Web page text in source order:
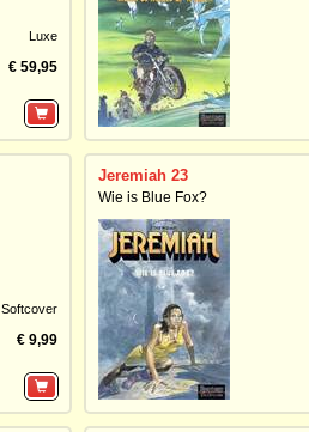
Luxe
€ 59,95
Softcover
€ 9,99
Jeremiah 23
Wie is Blue Fox?